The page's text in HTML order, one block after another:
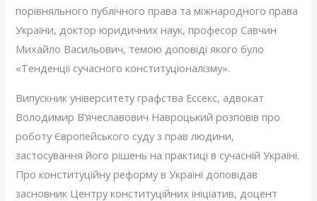
порівняльного публічного права та міжнародного права
України, доктор юридичних наук, професор Савчин
Михайло Васильович, темою доповіді якого було
«Тенденції сучасного конституціоналізму».
Випускник університету графства Ессекс, адвокат
Володимир В’ячеславович Навроцький розповів про
роботу Європейського суду з прав людини,
застосування його рішень на практиці в сучасній Україні.
Про конституційну реформу в Україні доповідав
засновник Центру конституційних ініціатив, доцент